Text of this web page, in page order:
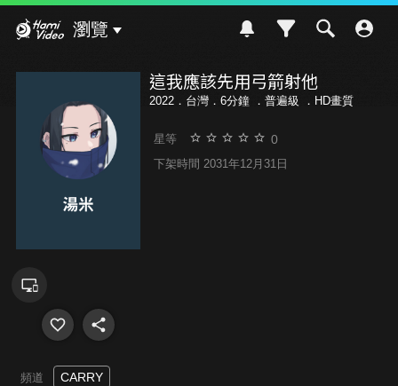
瀏覽
這我應該先用弓箭射他
2022．台灣．6分鐘 ． 普遍級 ．HD畫質
星等 0
下架時間 2031年12月31日
頻道 CARRY